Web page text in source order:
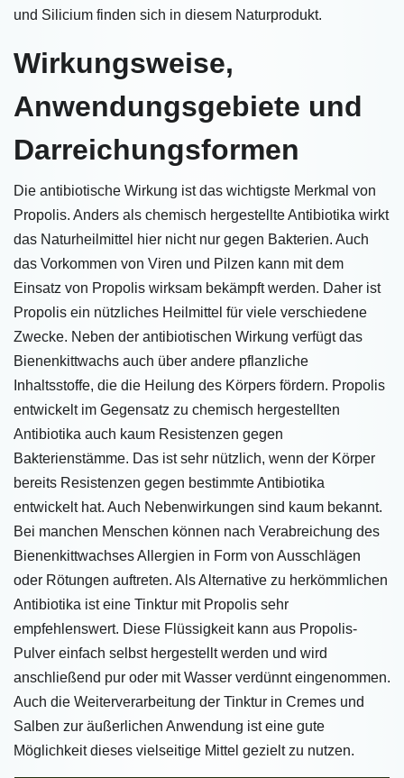
und Silicium finden sich in diesem Naturprodukt.
Wirkungsweise,
Anwendungsgebiete und
Darreichungsformen
Die antibiotische Wirkung ist das wichtigste Merkmal von
Propolis. Anders als chemisch hergestellte Antibiotika wirkt
das Naturheilmittel hier nicht nur gegen Bakterien. Auch
das Vorkommen von Viren und Pilzen kann mit dem
Einsatz von Propolis wirksam bekämpft werden. Daher ist
Propolis ein nützliches Heilmittel für viele verschiedene
Zwecke. Neben der antibiotischen Wirkung verfügt das
Bienenkittwachs auch über andere pflanzliche
Inhaltsstoffe, die die Heilung des Körpers fördern. Propolis
entwickelt im Gegensatz zu chemisch hergestellten
Antibiotika auch kaum Resistenzen gegen
Bakterienstämme. Das ist sehr nützlich, wenn der Körper
bereits Resistenzen gegen bestimmte Antibiotika
entwickelt hat. Auch Nebenwirkungen sind kaum bekannt.
Bei manchen Menschen können nach Verabreichung des
Bienenkittwachses Allergien in Form von Ausschlägen
oder Rötungen auftreten. Als Alternative zu herkömmlichen
Antibiotika ist eine Tinktur mit Propolis sehr
empfehlenswert. Diese Flüssigkeit kann aus Propolis-
Pulver einfach selbst hergestellt werden und wird
anschließend pur oder mit Wasser verdünnt eingenommen.
Auch die Weiterverarbeitung der Tinktur in Cremes und
Salben zur äußerlichen Anwendung ist eine gute
Möglichkeit dieses vielseitige Mittel gezielt zu nutzen.